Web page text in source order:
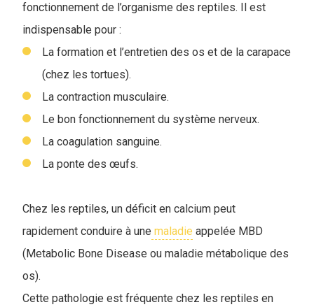
fonctionnement de l’organisme des reptiles. Il est
indispensable pour :
La formation et l’entretien des os et de la carapace
(chez les tortues).
La contraction musculaire.
Le bon fonctionnement du système nerveux.
La coagulation sanguine.
La ponte des œufs.
Chez les reptiles, un déficit en calcium peut
rapidement conduire à une maladie appelée MBD
(Metabolic Bone Disease ou maladie métabolique des
os).
Cette pathologie est fréquente chez les reptiles en